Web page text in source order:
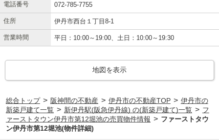
電話番号 072-785-7755
住所 伊丹市西台１丁目8-1
営業時間 平日：10:00～19:00、土日：10:00～19:30
地図を表示
総合トップ > 阪神間の不動産 > 伊丹市の不動産TOP > 伊丹市の
新築戸建て一覧 > 新伊丹駅(阪急伊丹線) の(新築戸建て)一覧 > フ
ァーストタウン伊丹市第12堀池の売買物件情報 > ファーストタウ
ン伊丹市第12堀池(物件詳細)